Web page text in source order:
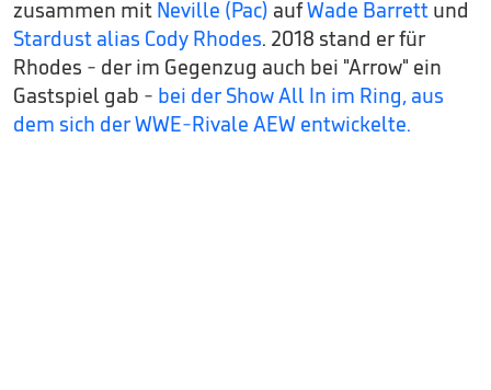
zusammen mit Neville (Pac) aufWade Barrett und
Stardust alias Cody Rhodes. 2018 stand er für
Rhodes - der im Gegenzug auch bei "Arrow" ein
Gastspiel gab - bei der Show All In im Ring, aus
dem sich der WWE-Rivale AEW entwickelte.